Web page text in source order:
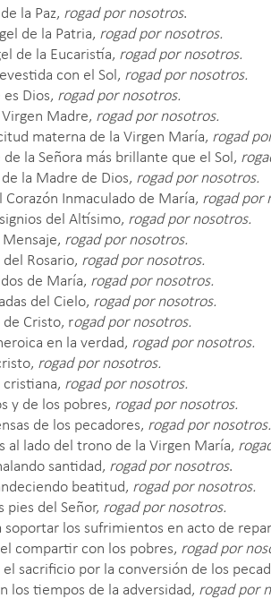
la Paz, rogad por nosotros.
de la Patria, rogad por nosotros.
de la Eucaristía, rogad por nosotros.
con el Sol, rogad por nosotros.
Dios, rogad por nosotros.
Madre, rogad por nosotros.
materna de la Virgen María, rogad
la Señora más brillante que el Sol,
la Madre de Dios, rogad por nosotros.
Inmaculado de María, rogad por
del Altísimo, rogad por nosotros.
rogad por nosotros.
Rosario, rogad por nosotros.
de María, rogad por nosotros.
del Cielo, rogad por nosotros.
Cristo, rogad por nosotros.
en la verdad, rogad por nosotros.
rogad por nosotros.
rogad por nosotros.
y de los pobres, rogad por nosotros.
de los pecadores, rogad por nosotros.
al lado del trono de la Virgen María,
santidad, rogad por nosotros.
beatitud, rogad por nosotros.
pies del Señor, rogad por nosotros.
soportar los sufrimientos en acto de
compartir con los pobres, rogad por
sacrificio por la conversión de los
los tiempos de la adversidad, rogad por